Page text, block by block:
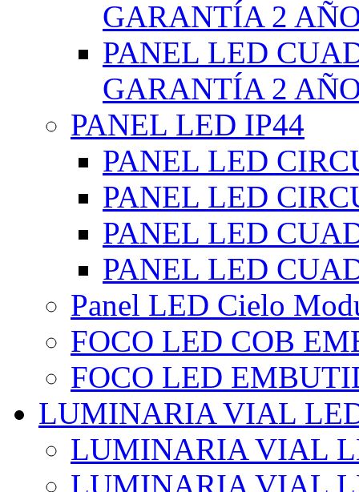
GARANTÍA 2
PANEL LED
GARANTÍA 2
PANEL LED IP44
PANEL LED
PANEL LED
PANEL LED
PANEL LED
Panel LED Cielo
FOCO LED COB
FOCO LED
LUMINARIA VIAL
LUMINARIA VIAL
LUMINARIA VIAL